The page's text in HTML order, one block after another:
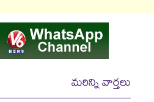
మరిన్ని వార్తలు